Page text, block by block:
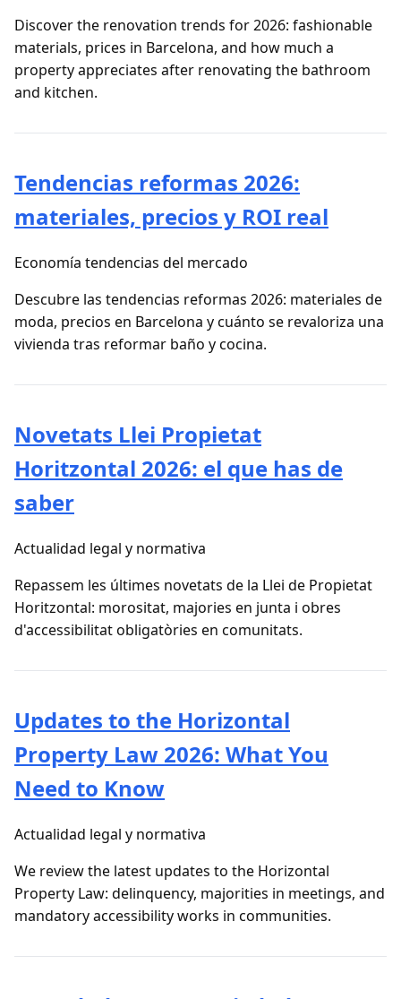
Discover the renovation trends for 2026: fashionable
materials, prices in Barcelona, and how much a
property appreciates after renovating the bathroom
and kitchen.
Tendencias reformas 2026:
materiales, precios y ROI real
Economía tendencias del mercado
Descubre las tendencias reformas 2026: materiales de
moda, precios en Barcelona y cuánto se revaloriza una
vivienda tras reformar baño y cocina.
Novetats Llei Propietat
Horitzontal 2026: el que has de
saber
Actualidad legal y normativa
Repassem les últimes novetats de la Llei de Propietat
Horitzontal: morositat, majories en junta i obres
d'accessibilitat obligatòries en comunitats.
Updates to the Horizontal
Property Law 2026: What You
Need to Know
Actualidad legal y normativa
We review the latest updates to the Horizontal
Property Law: delinquency, majorities in meetings, and
mandatory accessibility works in communities.